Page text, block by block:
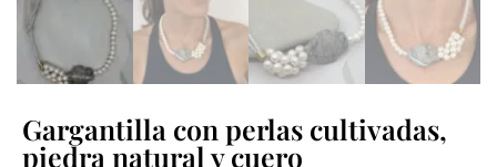
Gargantilla con perlas cultivadas,
piedra natural y cuero